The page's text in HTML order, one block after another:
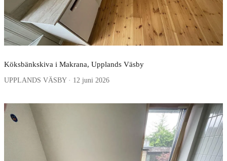
Köksbänkskiva i Makrana, Upplands Väsby
UPPLANDS VÄSBY · 12 juni 2026